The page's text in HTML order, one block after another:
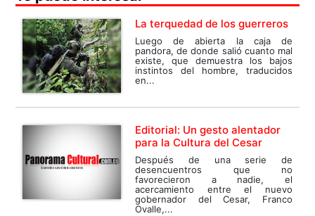
La terquedad de los guerreros
Luego de abierta la caja de
pandora, de donde salió cuanto mal
existe, que demuestra los bajos
instintos del hombre, traducidos
en...
Editorial: Un gesto alentador
para la Cultura del Cesar
Después de una serie de
desencuentros que no
favorecieron a nadie, el
acercamiento entre el nuevo
gobernador del Cesar, Franco
Ovalle,...